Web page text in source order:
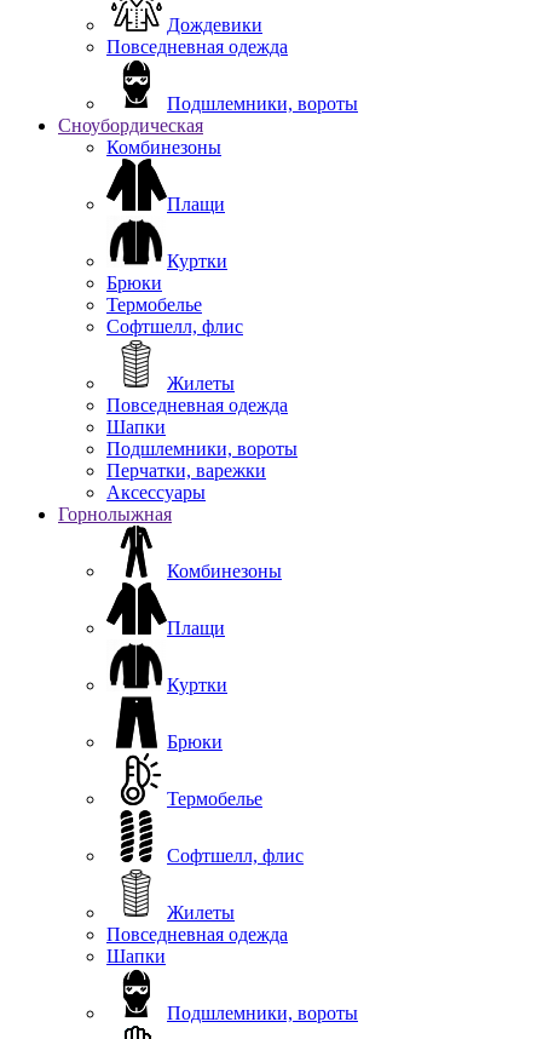
Дождевики
Повседневная одежда
Подшлемники, вороты
Сноубордическая
Комбинезоны
Плащи
Куртки
Брюки
Термобелье
Софтшелл, флис
Жилеты
Повседневная одежда
Шапки
Подшлемники, вороты
Перчатки, варежки
Аксессуары
Горнолыжная
Комбинезоны
Плащи
Куртки
Брюки
Термобелье
Софтшелл, флис
Жилеты
Повседневная одежда
Шапки
Подшлемники, вороты